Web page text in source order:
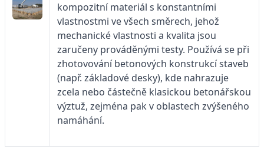
kompozitní materiál s konstantními
vlastnostmi ve všech směrech, jehož
mechanické vlastnosti a kvalita jsou
zaručeny prováděnými testy. Používá se při
zhotovování betonových konstrukcí staveb
(např. základové desky), kde nahrazuje
zcela nebo částečně klasickou betonářskou
výztuž, zejména pak v oblastech zvýšeného
namáhání.